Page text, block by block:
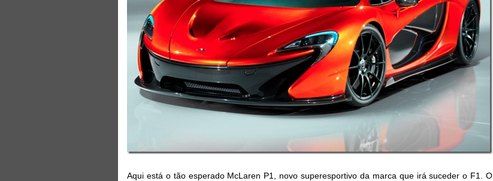
Aqui está o tão esperado McLaren P1, novo superesportivo da marca que irá suceder o F1. O